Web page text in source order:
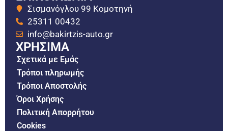
Σισμανόγλου 99 Κομοτηνή
25311 00432
info@bakirtzis-auto.gr
ΧΡΗΣΙΜΑ
Σχετικά με Εμάς
Τρόποι πληρωμής
Τρόποι Αποστολής
Όροι Χρήσης
Πολιτική Απορρήτου
Cookies